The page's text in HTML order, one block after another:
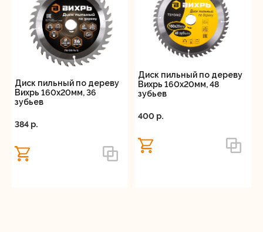
Диск пильный по дереву
Вихрь 160х20мм, 36
зубьев
384 p.
Диск пильный по дереву
Вихрь 160х20мм, 48
зубьев
400 p.